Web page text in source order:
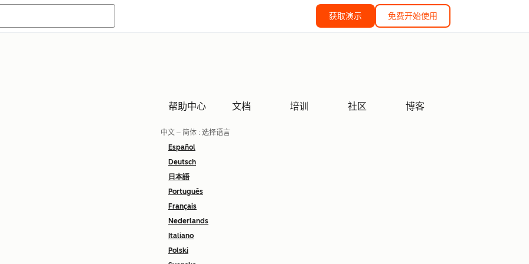
获取演示 免费开始使用
帮助中心 文档 培训 社区 博客
中文 – 简体 : 选择语言
Español
Deutsch
日本語
Português
Français
Nederlands
Italiano
Polski